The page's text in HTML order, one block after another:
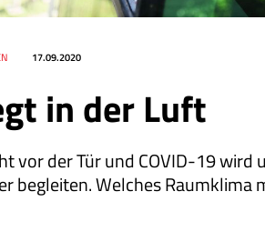
in der Luft
vor der Tür und COVID-19 wird
begleiten. Welches Raumklima
17.09.2020